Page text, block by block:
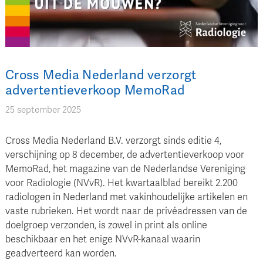
Cross Media Nederland verzorgt
advertentieverkoop MemoRad
25 september 2025
Cross Media Nederland B.V. verzorgt sinds editie 4,
verschijning op 8 december, de advertentieverkoop voor
MemoRad, het magazine van de Nederlandse Vereniging
voor Radiologie (NVvR). Het kwartaalblad bereikt 2.200
radiologen in Nederland met vakinhoudelijke artikelen en
vaste rubrieken. Het wordt naar de privéadressen van de
doelgroep verzonden, is zowel in print als online
beschikbaar en het enige NVvR-kanaal waarin
geadverteerd kan worden.